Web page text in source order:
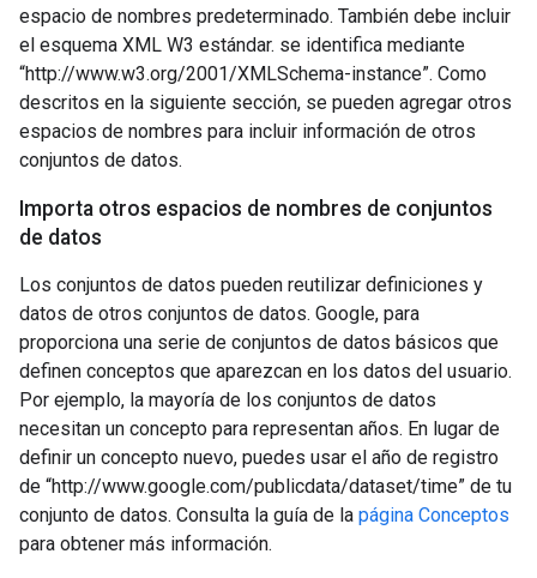
espacio de nombres predeterminado. También debe incluir
el esquema XML W3 estándar. se identifica mediante
“http://www.w3.org/2001/XMLSchema-instance”. Como
descritos en la siguiente sección, se pueden agregar otros
espacios de nombres para incluir información de otros
conjuntos de datos.
Importa otros espacios de nombres de conjuntos
de datos
Los conjuntos de datos pueden reutilizar definiciones y
datos de otros conjuntos de datos. Google, para
proporciona una serie de conjuntos de datos básicos que
definen conceptos que aparezcan en los datos del usuario.
Por ejemplo, la mayoría de los conjuntos de datos
necesitan un concepto para representan años. En lugar de
definir un concepto nuevo, puedes usar el año de registro
de “http://www.google.com/publicdata/dataset/time” de tu
conjunto de datos. Consulta la guía de la página Conceptos
para obtener más información.